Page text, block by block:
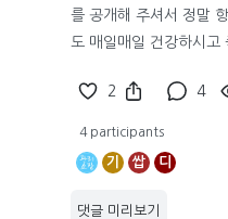
를 공개해 주셔서 정말
도 매일매일 건강하시고
2 4
4 participants
기 쌉 디
댓글 미리보기